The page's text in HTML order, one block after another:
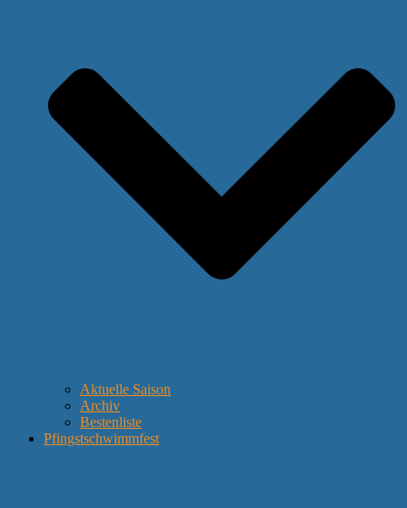
Aktuelle Saison
Archiv
Bestenliste
Pfingstschwimmfest